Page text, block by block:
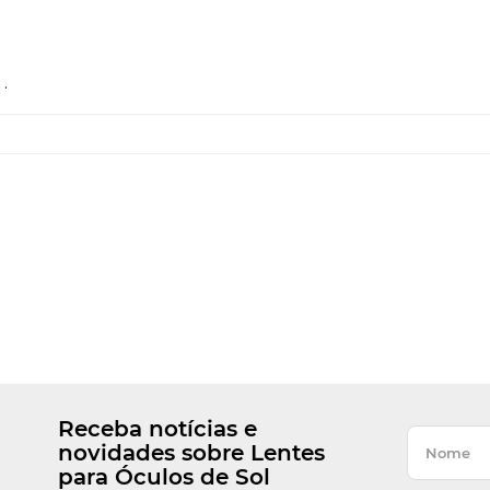
.
Receba notícias e
novidades sobre Lentes
para Óculos de Sol